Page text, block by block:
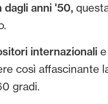
dagli anni '50,
internazionali
così affascinante
gradi.